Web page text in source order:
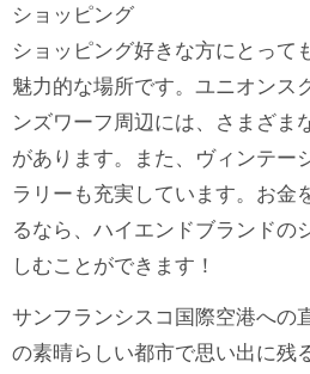
ショッピング
ショッピング好きな方にとって
魅力的な場所です。ユニオンス
ンズワーフ周辺には、さまざま
があります。また、ヴィンテー
ラリーも充実しています。お金
るなら、ハイエンドブランドの
しむことができます！
サンフランシスコ国際空港への
の素晴らしい都市で思い出に残